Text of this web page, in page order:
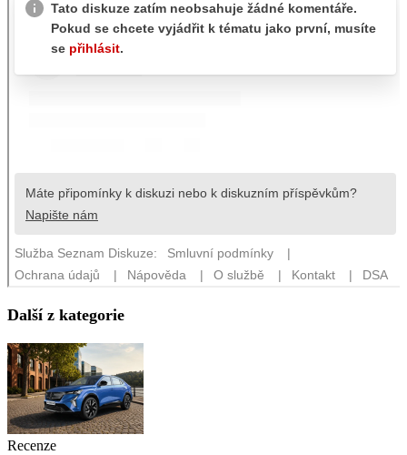
Další z kategorie
Recenze